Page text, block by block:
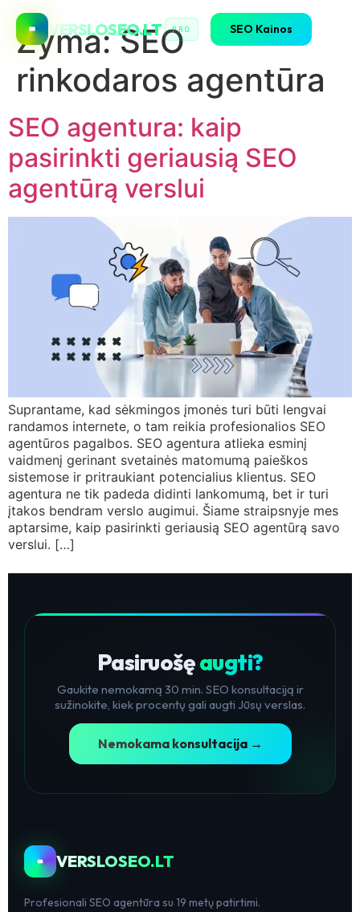
VERSLOSEO.LT PRO SEO Kainos
Žyma:SEO
rinkodaros agentūra
SEO agentura: kaip
pasirinkti geriausią SEO
agentūrą verslui
Suprantame, kad sėkmingos įmonės turi būti lengvai
randamos internete, o tam reikia profesionalios SEO
agentūros pagalbos. SEO agentura atlieka esminį
vaidmenį gerinant svetainės matomumą paieškos
sistemose ir pritraukiant potencialius klientus. SEO
agentura ne tik padeda didinti lankomumą, bet ir turi
įtakos bendram verslo augimui. Šiame straipsnyje mes
aptarsime, kaip pasirinkti geriausią SEO agentūrą savo
verslui. […]
Pasiruošęaugti?
Gaukite nemokamą 30 min. SEO konsultaciją ir
sužinokite, kiek procentų gali augti Jūsų verslas.
Nemokama konsultacija →
VERSLOSEO.LT
Profesionali SEO agentūra su 19 metų patirtimi.